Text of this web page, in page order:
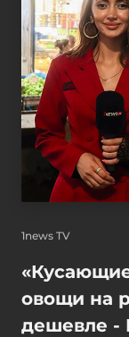
1news TV
овощи на
дешевле